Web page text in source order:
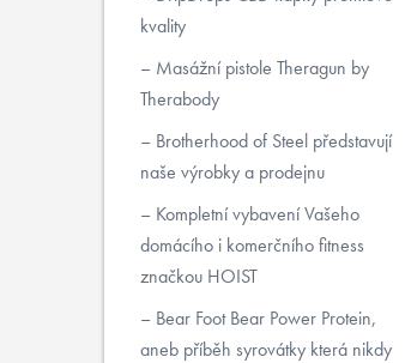
kvality
Masážní pistole Theragun by
Therabody
Brotherhood of Steel představují
naše výrobky a prodejnu
Kompletní vybavení Vašeho
domácího i komerčního fitness
značkou HOIST
Bear Foot Bear Power Protein,
aneb příběh syrovátky která nikdy